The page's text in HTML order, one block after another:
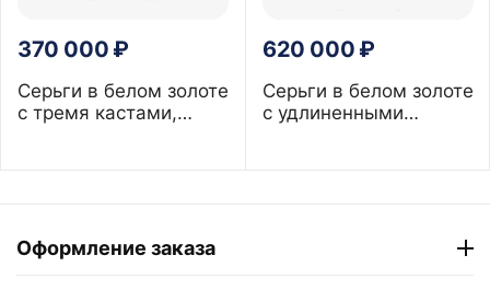
370 000 ₽
Серьги в белом золоте
с тремя кастами,
620 000 ₽
Серьги в белом золоте
с удлиненными
Оформление заказа